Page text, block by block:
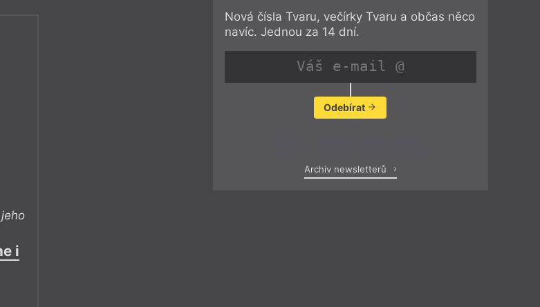
i
Nová čísla Tvaru, večírky Tvaru a občas něco
navíc. Jednou za 14 dní.
Odebírat
Archiv newsletterů